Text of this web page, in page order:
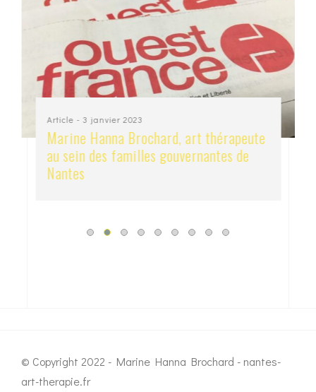
Article - 3 janvier 2023
Marine Hanna Brochard, art thérapeute
au sein des familles gouvernantes de
Nantes
© Copyright 2022 - Marine Hanna Brochard - nantes-
art-therapie.fr